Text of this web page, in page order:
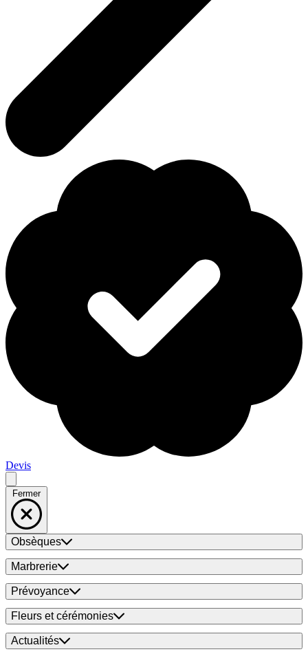
Devis
Fermer
Obsèques
Marbrerie
Prévoyance
Fleurs et cérémonies
Actualités